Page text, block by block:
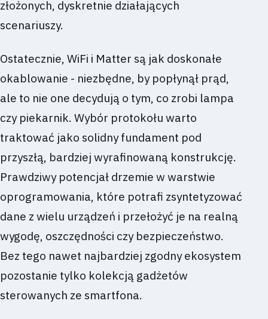
złożonych, dyskretnie działających
scenariuszy.
Ostatecznie, WiFi i Matter są jak doskonałe
okablowanie - niezbędne, by popłynął prąd,
ale to nie one decydują o tym, co zrobi lampa
czy piekarnik. Wybór protokołu warto
traktować jako solidny fundament pod
przyszłą, bardziej wyrafinowaną konstrukcję.
Prawdziwy potencjał drzemie w warstwie
oprogramowania, które potrafi zsyntetyzować
dane z wielu urządzeń i przełożyć je na realną
wygodę, oszczędności czy bezpieczeństwo.
Bez tego nawet najbardziej zgodny ekosystem
pozostanie tylko kolekcją gadżetów
sterowanych ze smartfona.